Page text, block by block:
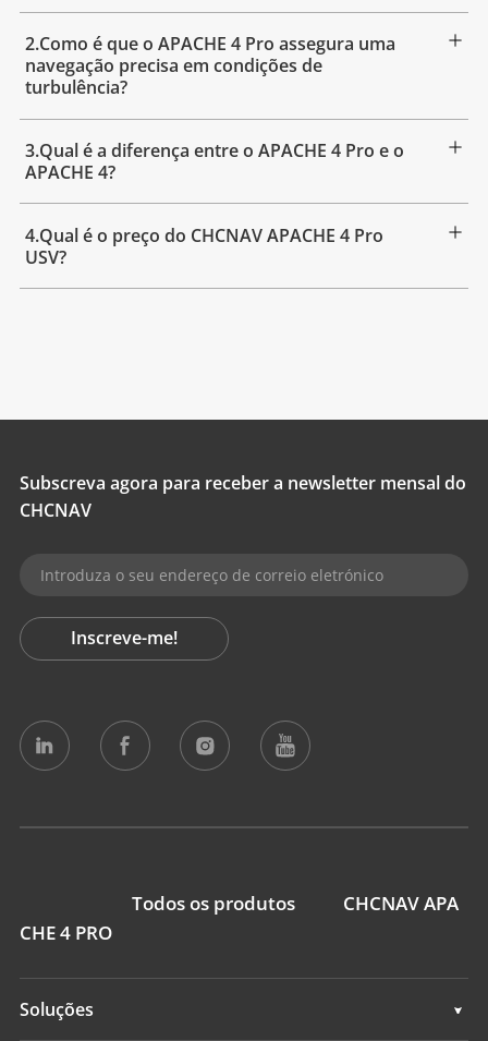
2.Como é que o APACHE 4 Pro assegura uma
navegação precisa em condições de
turbulência?
3.Qual é a diferença entre o APACHE 4 Pro e o
APACHE 4?
4.Qual é o preço do CHCNAV APACHE 4 Pro
USV?
Subscreva agora para receber a newsletter mensal do
CHCNAV
Inscreve-me!
Todos os produtos
CHCNAV APA
CHE 4 PRO
Soluções